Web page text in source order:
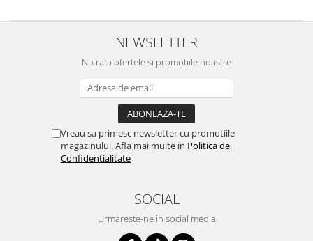
NEWSLETTER
Nu rata ofertele si promotiile noastre
Vreau sa primesc newsletter cu promotiile
magazinului. Afla mai multe in Politica de
Confidentialitate
SOCIAL
Urmareste-ne in social media